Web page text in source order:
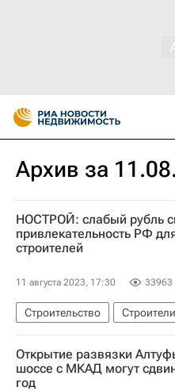
Архив за
НОСТРОЙ: слабый рубль
привлекательность РФ
строителей
11 августа 2023, 17:30 33963
Строительство Строители
Таджикистан
НОСТРОЙ
Московская биржа
Открытие развязки
шоссе с МКАД могут
год